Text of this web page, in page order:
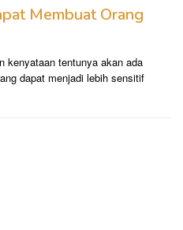
Membuat Orang
kenyataan tentunya akan ada
dapat menjadi lebih sensitif